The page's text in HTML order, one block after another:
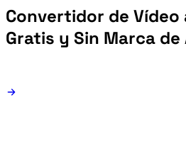
Convertidor de Vídeo
Gratis y Sin Marca de